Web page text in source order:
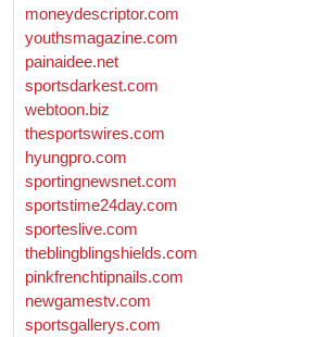
moneydescriptor.com
youthsmagazine.com
painaidee.net
sportsdarkest.com
webtoon.biz
thesportswires.com
hyungpro.com
sportingnewsnet.com
sportstime24day.com
sporteslive.com
theblingblingshields.com
pinkfrenchtipnails.com
newgamestv.com
sportsgallerys.com